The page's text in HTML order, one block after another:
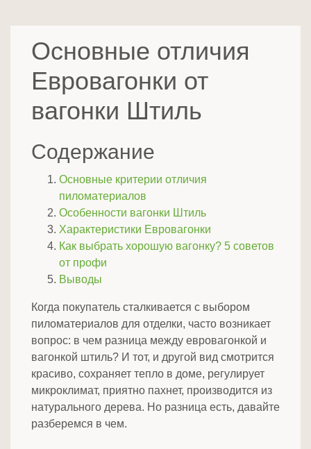
Основные отличия
Евровагонки от
вагонки Штиль
Содержание
Основные критерии отличия
пиломатериалов
Особенности вагонки Штиль
Характеристики Евровагонки
Как выбрать хорошую вагонку? 5 советов
от профи
Выводы
Когда покупатель сталкивается с выбором
пиломатериалов для отделки, часто возникает
вопрос: в чем разница между евровагонкой и
вагонкой штиль? И тот, и другой вид смотрится
красиво, сохраняет тепло в доме, регулирует
микроклимат, приятно пахнет, производится из
натурального дерева. Но разница есть, давайте
разберемся в чем.